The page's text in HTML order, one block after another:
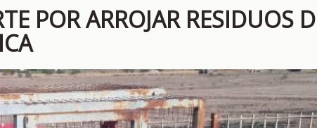
POR ARROJAR RESIDUOS